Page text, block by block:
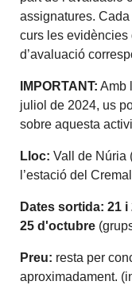
assignatures.
curs les evidències
d’avaluació
IMPORTANT: Amb
juliol de 2024, us
sobre aquesta
Lloc: Vall de Núria
l’estació del
Dates sortida: 21
25 d'octubre
Preu: resta per
aproximadament.